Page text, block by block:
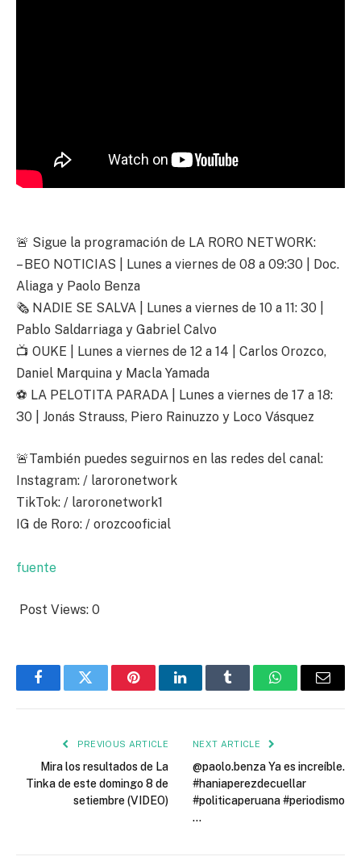
🚨 Sigue la programación de LA RORO NETWORK:
– BEO NOTICIAS | Lunes a viernes de 08 a 09:30 | Doc.
Aliaga y Paolo Benza
🗞️ NADIE SE SALVA | Lunes a viernes de 10 a 11: 30 |
Pablo Saldarriaga y Gabriel Calvo
📺 OUKE | Lunes a viernes de 12 a 14 | Carlos Orozco,
Daniel Marquina y Macla Yamada
⚽ LA PELOTITA PARADA | Lunes a viernes de 17 a 18:
30 | Jonás Strauss, Piero Rainuzzo y Loco Vásquez
🚨También puedes seguirnos en las redes del canal:
Instagram: / laroronetwork
TikTok: / laroronetwork1
IG de Roro: / orozcooficial
fuente
Post Views: 0
FacebookTwitter PinterestLinkedInTumblr WhatsAppEmail
PREVIOUS ARTICLE
Mira los resultados de La
Tinka de este domingo 8 de
setiembre (VIDEO)
NEXT ARTICLE
@paolo.benza Ya es increíble.
#haniaperezdecuellar
#politicaperuana #periodismo
…